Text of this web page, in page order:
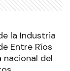
la Industria
Entre Ríos
nacional del